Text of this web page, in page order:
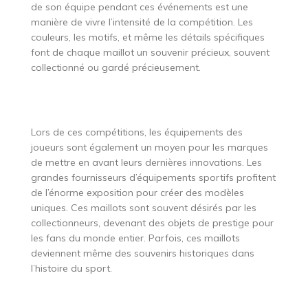
de son équipe pendant ces événements est une
manière de vivre l’intensité de la compétition. Les
couleurs, les motifs, et même les détails spécifiques
font de chaque maillot un souvenir précieux, souvent
collectionné ou gardé précieusement.
Lors de ces compétitions, les équipements des
joueurs sont également un moyen pour les marques
de mettre en avant leurs dernières innovations. Les
grandes fournisseurs d’équipements sportifs profitent
de l’énorme exposition pour créer des modèles
uniques. Ces maillots sont souvent désirés par les
collectionneurs, devenant des objets de prestige pour
les fans du monde entier. Parfois, ces maillots
deviennent même des souvenirs historiques dans
l’histoire du sport.